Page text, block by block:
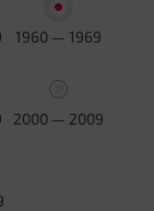
1960 — 1969
2000 — 2009